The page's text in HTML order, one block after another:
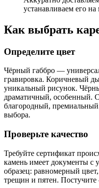
устанавливаем его на
Как выбрать
Определите цвет
Чёрный габбро —
гравировка. Коричневый
уникальный рисунок.
драматичный, особенный.
благородный,
выбора.
Проверьте качество
Требуйте сертификат
камень имеет документы с
образец: равномерный
трещин и пятен.